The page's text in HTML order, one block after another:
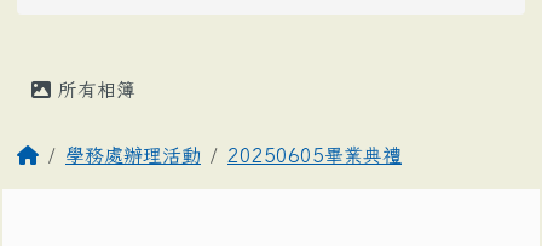
所有相簿
學務處辦理活動 20250605畢業典禮